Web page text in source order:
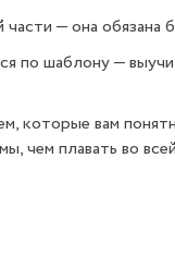
— она обязана
по шаблону —
вам
чем плавать во